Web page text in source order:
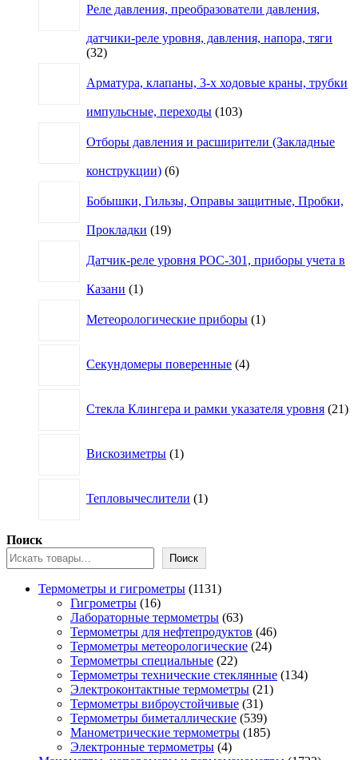
Реле давления, преобразователи давления,
датчики-реле уровня, давления, напора, тяги
3232
Арматура, клапаны, 3-х ходовые краны, трубки
импульсные, переходы 103103
Отборы давления и расширители (Закладные
конструкции) 66
Бобышки, Гильзы, Оправы защитные, Пробки,
Прокладки 1919
Датчик-реле уровня РОС-301, приборы учета в
Казани 11
Метеорологические приборы 1товар
Секундомеры поверенные 4товара
Стекла Клингера и рамки указателя уровня 21
Вискозиметры 1товар
Тепловычеслители 1товар
Поиск
Поиск
Термометры и гигрометры 11311131
Гигрометры 1616
товаров
Лабораторные термометры 6363
товара
Термометры для нефтепродуктов 4646
Термометры метеорологические 2424
Термометры специальные 2222
товара
Термометры технические стеклянные 134134
Электроконтактные термометры 2121
Термометры виброустойчивые 3131
товар
Термометры биметаллические 539539
товаров
Манометрические термометры 185185
Электронные термометры 44